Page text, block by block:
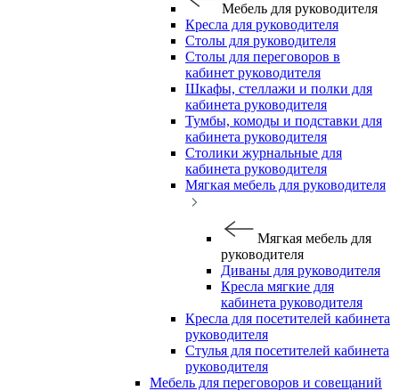
Мебель для руководителя
Кресла для руководителя
Столы для руководителя
Столы для переговоров в
кабинет руководителя
Шкафы, стеллажи и полки для
кабинета руководителя
Тумбы, комоды и подставки для
кабинета руководителя
Столики журнальные для
кабинета руководителя
Мягкая мебель для руководителя
Мягкая мебель для
руководителя
Диваны для руководителя
Кресла мягкие для
кабинета руководителя
Кресла для посетителей кабинета
руководителя
Стулья для посетителей кабинета
руководителя
Мебель для переговоров и совещаний